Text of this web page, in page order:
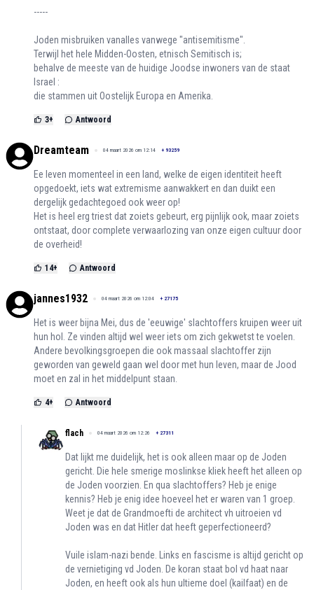
-----
Joden misbruiken vanalles vanwege "antisemitisme".
Terwijl het hele Midden-Oosten, etnisch Semitisch is;
behalve de meeste van de huidige Joodse inwoners van de staat
Israel :
die stammen uit Oostelijk Europa en Amerika.
3+ Antwoord
Dreamteam 04 maart 2026 om 12:14 + 93259
Ee leven momenteel in een land, welke de eigen identiteit heeft
opgedoekt, iets wat extremisme aanwakkert en dan duikt een
dergelijk gedachtegoed ook weer op!
Het is heel erg triest dat zoiets gebeurt, erg pijnlijk ook, maar zoiets
ontstaat, door complete verwaarlozing van onze eigen cultuur door
de overheid!
14+ Antwoord
jannes1932 04 maart 2026 om 12:04 + 27175
Het is weer bijna Mei, dus de 'eeuwige' slachtoffers kruipen weer uit
hun hol. Ze vinden altijd wel weer iets om zich gekwetst te voelen.
Andere bevolkingsgroepen die ook massaal slachtoffer zijn
geworden van geweld gaan wel door met hun leven, maar de Jood
moet en zal in het middelpunt staan.
4+ Antwoord
flach 04 maart 2026 om 12:26 + 27311
Dat lijkt me duidelijk, het is ook alleen maar op de Joden
gericht. Die hele smerige moslinkse kliek heeft het alleen op
de Joden voorzien. En qua slachtoffers? Heb je enige
kennis? Heb je enig idee hoeveel het er waren van 1 groep.
Weet je dat de Grandmoefti de architect vh uitroeien vd
Joden was en dat Hitler dat heeft geperfectioneerd?
Vuile islam-nazi bende. Links en fascisme is altijd gericht op
de vernietiging vd Joden. De koran staat bol vd haat naar
Joden, en heeft ook als hun ultieme doel (kailfaat) en de